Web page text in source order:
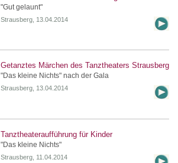
"Gut gelaunt"
Strausberg, 13.04.2014
Getanztes Märchen des Tanztheaters Strausberg
"Das kleine Nichts" nach der Gala
Strausberg, 13.04.2014
Tanztheateraufführung für Kinder
"Das kleine Nichts"
Strausberg, 11.04.2014